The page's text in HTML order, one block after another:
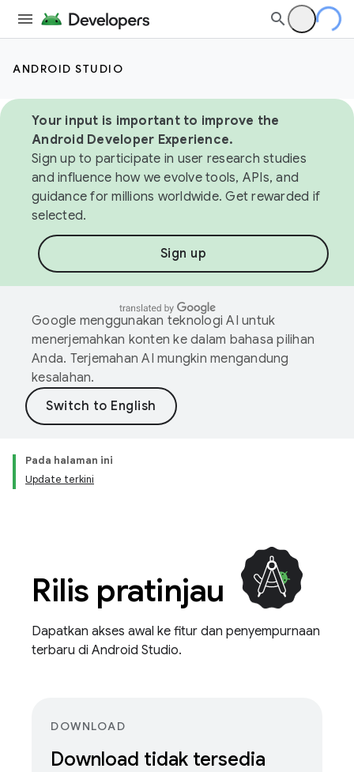
ANDROID STUDIO
Your input is important to improve the
Android Developer Experience.
Sign up to participate in user research studies
and influence how we evolve tools, APIs, and
guidance for millions worldwide. Get rewarded if
selected.
Sign up
Google menggunakan teknologi AI untuk
menerjemahkan konten ke dalam bahasa pilihan
Anda. Terjemahan AI mungkin mengandung
kesalahan.
Pada halaman ini
Update terkini
Rilis pratinjau
Dapatkan akses awal ke fitur dan penyempurnaan
terbaru di Android Studio.
DOWNLOAD
Download tidak tersedia